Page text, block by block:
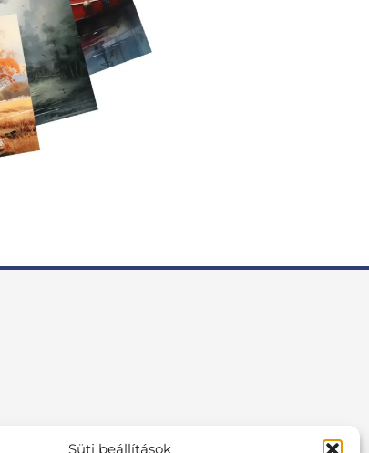
Süti beállítások